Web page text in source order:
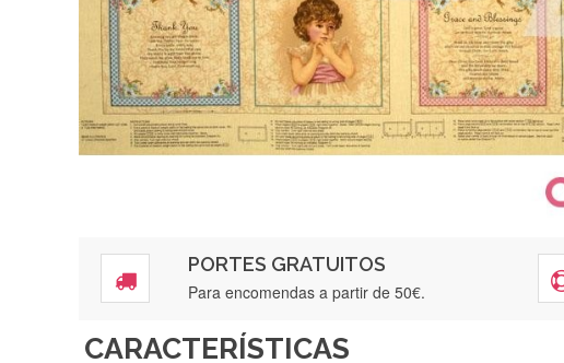
PORTES GRATUITOS
Para encomendas a partir de 50€.
CARACTERÍSTICAS